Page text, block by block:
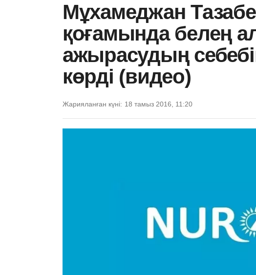
Мұхамеджан
қоғамында белең
ажырасудың
көрді (видео)
Жарияланған күні: 18 тамыз 2016, 11:20